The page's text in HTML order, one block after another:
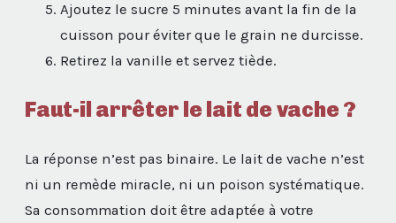
Ajoutez le sucre 5 minutes avant la fin de la
cuisson pour éviter que le grain ne durcisse.
Retirez la vanille et servez tiède.
Faut-il arrêter le lait de vache ?
La réponse n’est pas binaire. Le lait de vache n’est
ni un remède miracle, ni un poison systématique.
Sa consommation doit être adaptée à votre